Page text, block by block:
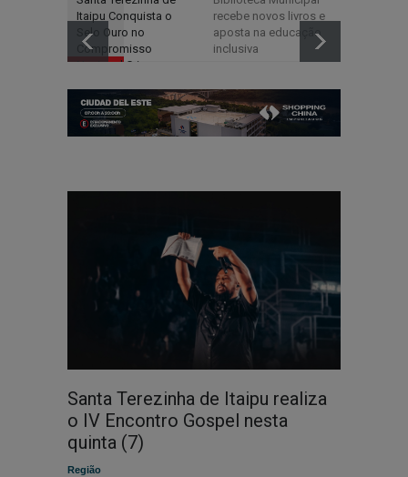
Itaipu Conquista o
Selo Ouro no
Compromisso
Nacional Criança
recebe novos livros e
aposta na educação
inclusiva
Santa Terezinha de Itaipu realiza
o IV Encontro Gospel nesta
quinta (7)
Região